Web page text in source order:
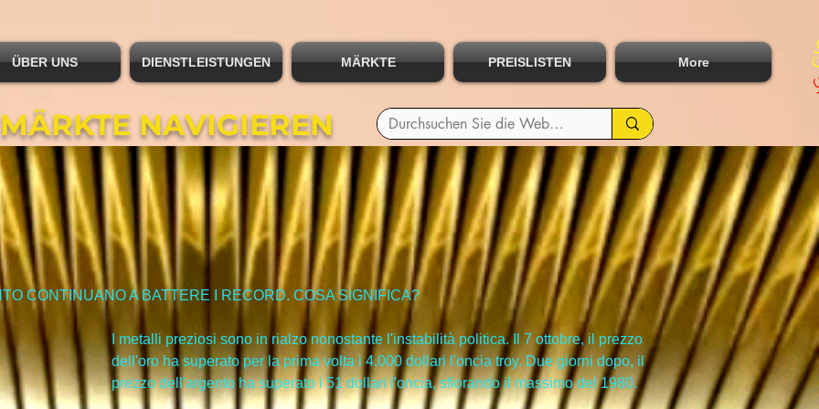
NAVIGIEREN
ÜBER UNS DIENSTLEISTUNGEN MÄRKTE PREISLISTEN More
CONTINUANO A BATTERE I RECORD. COSA SIGNIFICA?
I metalli preziosi sono in rialzo nonostante l'instabilità politica. Il 7 ottobre, il prezzo
dell'oro ha superato per la prima volta i 4.000 dollari l'oncia troy. Due giorni dopo, il
prezzo dell'argento ha superato i 51 dollari l'oncia, sfiorando il massimo del 1980.